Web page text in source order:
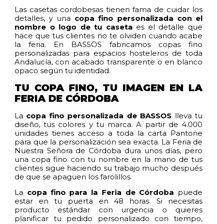
Las casetas cordobesas tienen fama de cuidar los
detalles, y una copa fino personalizada con el
nombre o logo de tu caseta es el detalle que
hace que tus clientes no te olviden cuando acabe
la feria. En BASSOS fabricamos copas fino
personalizadas para espacios hosteleros de toda
Andalucía, con acabado transparente o en blanco
opaco según tu identidad.
TU COPA FINO, TU IMAGEN EN LA
FERIA DE CÓRDOBA
La copa fino personalizada de BASSOS lleva tu
diseño, tus colores y tu marca. A partir de 4.000
unidades tienes acceso a toda la carta Pantone
para que la personalización sea exacta. La Feria de
Nuestra Señora de Córdoba dura unos días, pero
una copa fino con tu nombre en la mano de tus
clientes sigue haciendo su trabajo mucho después
de que se apaguen los farolillos.
La copa fino para la Feria de Córdoba puede
estar en tu puerta en 48 horas. Si necesitas
producto estándar con urgencia o quieres
planificar tu pedido personalizado con tiempo,